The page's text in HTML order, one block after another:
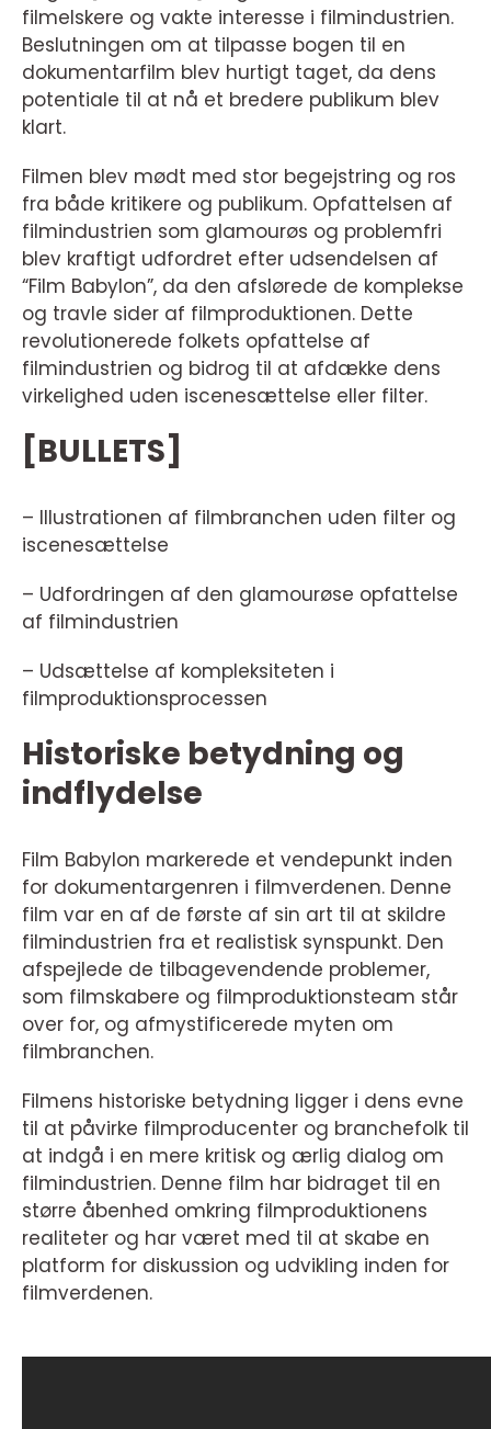
filmelskere og vakte interesse i filmindustrien.
Beslutningen om at tilpasse bogen til en
dokumentarfilm blev hurtigt taget, da dens
potentiale til at nå et bredere publikum blev
klart.
Filmen blev mødt med stor begejstring og ros
fra både kritikere og publikum. Opfattelsen af
filmindustrien som glamourøs og problemfri
blev kraftigt udfordret efter udsendelsen af
“Film Babylon”, da den afslørede de komplekse
og travle sider af filmproduktionen. Dette
revolutionerede folkets opfattelse af
filmindustrien og bidrog til at afdække dens
virkelighed uden iscenesættelse eller filter.
[BULLETS]
– Illustrationen af filmbranchen uden filter og
iscenesættelse
– Udfordringen af den glamourøse opfattelse
af filmindustrien
– Udsættelse af kompleksiteten i
filmproduktionsprocessen
Historiske betydning og
indflydelse
Film Babylon markerede et vendepunkt inden
for dokumentargenren i filmverdenen. Denne
film var en af de første af sin art til at skildre
filmindustrien fra et realistisk synspunkt. Den
afspejlede de tilbagevendende problemer,
som filmskabere og filmproduktionsteam står
over for, og afmystificerede myten om
filmbranchen.
Filmens historiske betydning ligger i dens evne
til at påvirke filmproducenter og branchefolk til
at indgå i en mere kritisk og ærlig dialog om
filmindustrien. Denne film har bidraget til en
større åbenhed omkring filmproduktionens
realiteter og har været med til at skabe en
platform for diskussion og udvikling inden for
filmverdenen.